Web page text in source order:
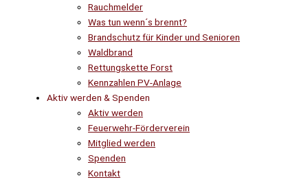
Rauchmelder
Was tun wenn´s brennt?
Brandschutz für Kinder und Senioren
Waldbrand
Rettungskette Forst
Kennzahlen PV-Anlage
Aktiv werden & Spenden
Aktiv werden
Feuerwehr-Förderverein
Mitglied werden
Spenden
Kontakt